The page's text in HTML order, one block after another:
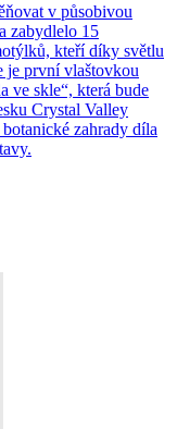
v působivou
zabydlelo 15
kteří díky světlu
je první vlaštovkou
ve skle“, která bude
Crystal Valley
zahrady díla